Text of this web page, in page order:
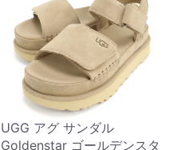
UGG アグ サンダル
Goldenstar ゴールデンスタ